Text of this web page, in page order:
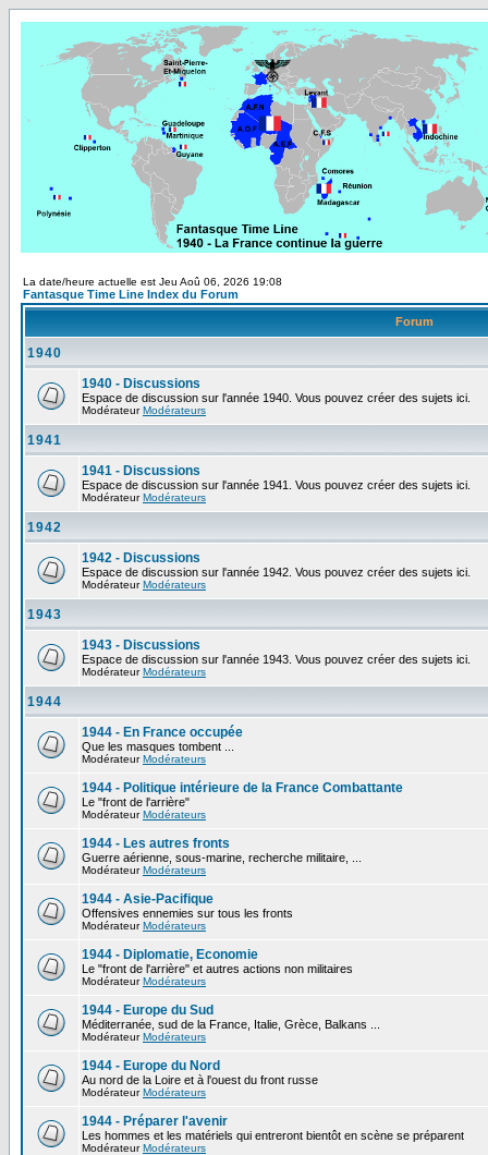
La date/heure actuelle est Jeu Aoû 06, 2026 19:08
Fantasque Time Line Index du Forum
Forum
1940
1940 - Discussions
Espace de discussion sur l'année 1940. Vous pouvez créer des sujets ici.
ModérateurModérateurs
1941
1941 - Discussions
Espace de discussion sur l'année 1941. Vous pouvez créer des sujets ici.
ModérateurModérateurs
1942
1942 - Discussions
Espace de discussion sur l'année 1942. Vous pouvez créer des sujets ici.
ModérateurModérateurs
1943
1943 - Discussions
Espace de discussion sur l'année 1943. Vous pouvez créer des sujets ici.
ModérateurModérateurs
1944
1944 - En France occupée
Que les masques tombent ...
ModérateurModérateurs
1944 - Politique intérieure de la France Combattante
Le "front de l'arrière"
ModérateurModérateurs
1944 - Les autres fronts
Guerre aérienne, sous-marine, recherche militaire, ...
ModérateurModérateurs
1944 - Asie-Pacifique
Offensives ennemies sur tous les fronts
ModérateurModérateurs
1944 - Diplomatie, Economie
Le "front de l'arrière" et autres actions non militaires
ModérateurModérateurs
1944 - Europe du Sud
Méditerranée, sud de la France, Italie, Grèce, Balkans ...
ModérateurModérateurs
1944 - Europe du Nord
Au nord de la Loire et à l'ouest du front russe
ModérateurModérateurs
1944 - Préparer l'avenir
Les hommes et les matériels qui entreront bientôt en scène se préparent
ModérateurModérateurs